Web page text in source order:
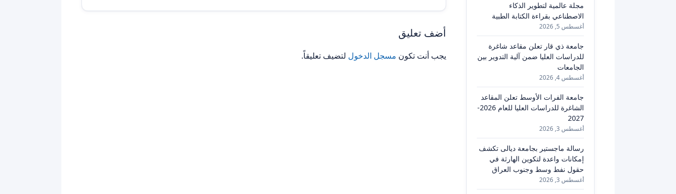
أضف تعليق
يجب أنت تكون مسجل الدخول لتضيف تعليقاً.
مجلة عالمية لتطوير الذكاء
الاصطناعي بقراءة الكتابة الطبية
أغسطس 5, 2026
جامعة ذي قار تعلن مقاعد شاغرة
للدراسات العليا ضمن آلية التدوير بين
الجامعات
أغسطس 4, 2026
جامعة الفرات الأوسط تعلن المقاعد
الشاغرة للدراسات العليا للعام 2026-
2027
أغسطس 3, 2026
رسالة ماجستير بجامعة ديالى تكشف
إمكانات واعدة لتكوين الهارثة في
حقول نفط وسط وجنوب العراق
أغسطس 3, 2026